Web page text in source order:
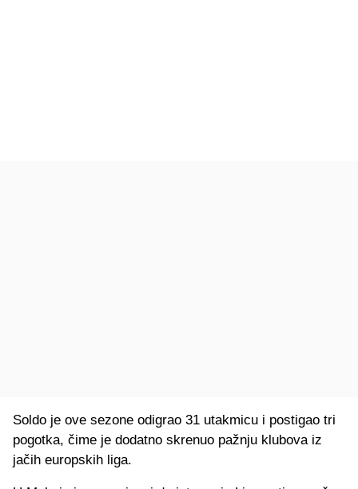
Soldo je ove sezone odigrao 31 utakmicu i postigao tri
pogotka, čime je dodatno skrenuo pažnju klubova iz
jačih europskih liga.